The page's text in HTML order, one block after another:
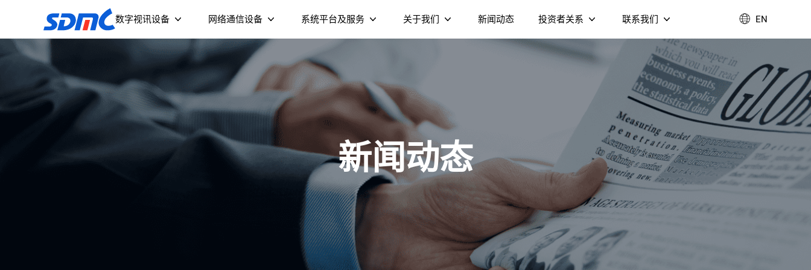
数字视讯设备
流媒体终端及投影仪
智能摄像头
S905X5 4K 电视盒 S905X5M 4K AV1 电视棒 4K Google TV 音箱
网络通信设备
Wi-Fi 6 AX3000 双频千兆
无源光网络终端
（NPE3039GB）
Wi-Fi 6 AX6000 双频
DOCSIS 3.1 线缆调制解调
器（NE6099）
DOCSIS 3.1 线缆调制解调
器（NEE011）
Wi-Fi 6 AX3000 双频无线
路由器（NM3098B）
系统平台及服务
XMediaTV视频流媒体平台
XHome家庭设备管控平台
Cedar家庭AI智能体
运营商 Launcher
关于我们
可持续发展
企业文化
公司荣誉
新闻动态 投资者关系
联系我们
联系我们
联系我们
加入我们
EN
新闻动态